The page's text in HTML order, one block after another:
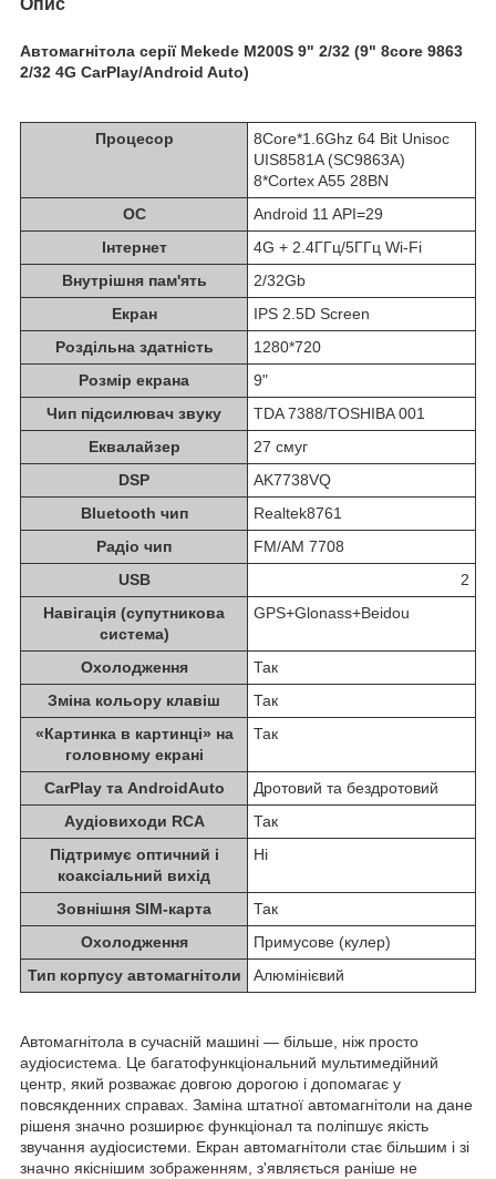
Опис
Автомагнітола серії Mekede M200S 9" 2/32 (9" 8core 9863
2/32 4G CarPlay/Android Auto)
Процесор
8Core*1.6Ghz 64 Bit Unisoc
UIS8581A (SC9863A)
8*Cortex A55 28BN
ОС
Android 11 API=29
Інтернет
4G + 2.4ГГц/5ГГц Wi-Fi
Внутрішня пам'ять
2/32Gb
Екран
IPS 2.5D Screen
Роздільна здатність
1280*720
Розмір екрана
9"
Чип підсилювач звуку
TDA 7388/TOSHIBA 001
Еквалайзер
27 смуг
DSP
AK7738VQ
Bluetooth чип
Realtek8761
Радіо чип
FM/AM 7708
USB
2
Навігація (супутникова
система)
GPS+Glonass+Beidou
Охолодження
Так
Зміна кольору клавіш
Так
«Картинка в картинці» на
головному екрані
Так
CarPlay та AndroidAuto
Дротовий та бездротовий
Аудіовиходи RCA
Так
Підтримує оптичний і
коаксіальний вихід
Ні
Зовнішня SIM-карта
Так
Охолодження
Примусове (кулер)
Тип корпусу автомагнітоли
Алюмінієвий
Автомагнітола в сучасній машині — більше, ніж просто
аудіосистема. Це багатофункціональний мультимедійний
центр, який розважає довгою дорогою і допомагає у
повсякденних справах. Заміна штатної автомагнітоли на дане
рішеня значно розширює функціонал та поліпшує якість
звучання аудіосистеми. Екран автомагнітоли стає більшим і зі
значно якіснішим зображенням, з'являється раніше не